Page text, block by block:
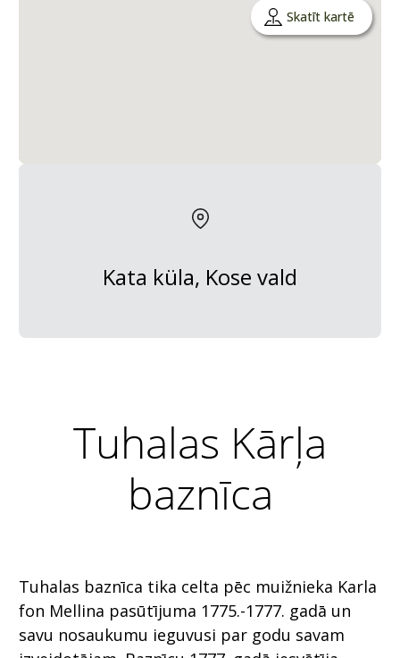
Skatīt kartē
Kata küla, Kose vald
Tuhalas Kārļa
baznīca
Tuhalas baznīca tika celta pēc muižnieka Karla
fon Mellina pasūtījuma 1775.-1777. gadā un
savu nosaukumu ieguvusi par godu savam